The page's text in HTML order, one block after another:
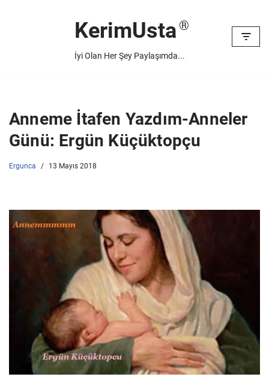
KerimUsta
İyi Olan Her Şey Paylaşımda...
Anneme İtafen Yazdım-Anneler
Günü: Ergün Küçüktopçu
Ergunca 13 Mayıs 2018